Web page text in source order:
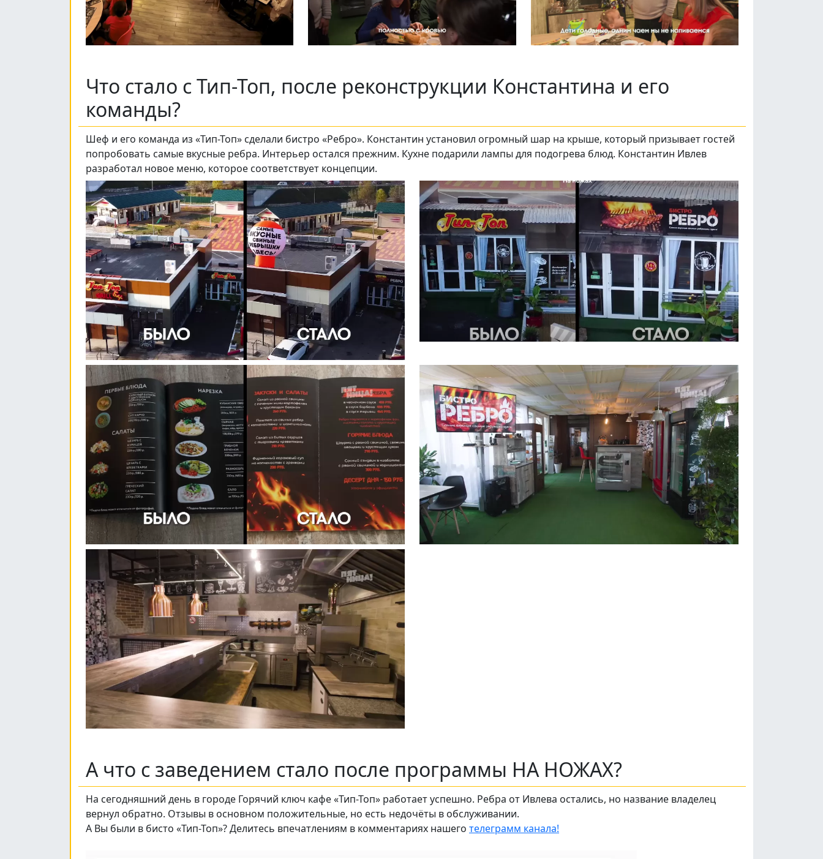
Что стало с Тип-Топ, после реконструкции Константина и его
команды?
Шеф и его команда из «Тип-Топ» сделали бистро «Ребро». Константин установил огромный шар на крыше, который призывает гостей
попробовать самые вкусные ребра. Интерьер остался прежним. Кухне подарили лампы для подогрева блюд. Константин Ивлев
разработал новое меню, которое соответствует концепции.
А что с заведением стало после программы НА НОЖАХ?
На сегодняшний день в городе Горячий ключ кафе «Тип-Топ» работает успешно. Ребра от Ивлева остались, но название владелец
вернул обратно. Отзывы в основном положительные, но есть недочёты в обслуживании.
А Вы были в бисто «Тип-Топ»? Делитесь впечатлениям в комментариях нашего телеграмм канала!
Мы выкладываем авторские обзоры
каждую неделю.
Подписаться
Нас уже 5400